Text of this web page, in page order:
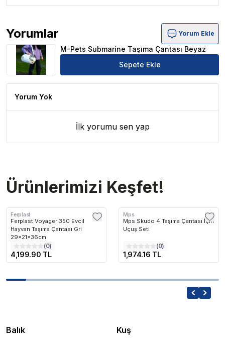
Yorumlar
M-Pets Submarine Taşıma Çantası Beyaz Ürün
Yorum Ekle
M-Pets Submarine Taşıma Çantası Beyaz
Sepete Ekle
Yorum Yok
İlk yorumu sen yap
Ürünlerimizi Keşfet!
Ferplast
Ferplast Voyager 350 Evcil
Hayvan Taşıma Çantası Gri
29x21x36cm
(0)
4,199.90 TL
Mps
Mps Skudo 4 Taşıma Çantası İçin
Uçuş Seti
(0)
1,974.16 TL
Balık Kuş